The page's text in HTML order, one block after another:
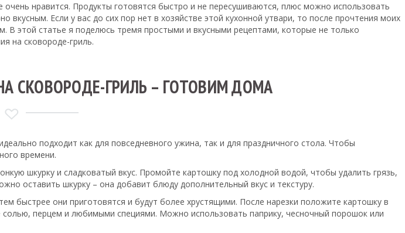
нравится. Продукты готовятся быстро и не пересушиваются, плюс можно использовать
Если у вас до сих пор нет в хозяйстве этой кухонной утвари, то после прочтения моих
В этой статье я поделюсь тремя простыми и вкусными рецептами, которые не только
на сковороде-гриль.
СКОВОРОДЕ-ГРИЛЬ – ГОТОВИМ ДОМА
подходит как для повседневного ужина, так и для праздничного стола. Чтобы
времени.
шкурку и сладковатый вкус. Промойте картошку под холодной водой, чтобы удалить грязь,
оставить шкурку – она добавит блюду дополнительный вкус и текстуру.
быстрее они приготовятся и будут более хрустящими. После нарезки положите картошку в
перцем и любимыми специями. Можно использовать паприку, чесночный порошок или